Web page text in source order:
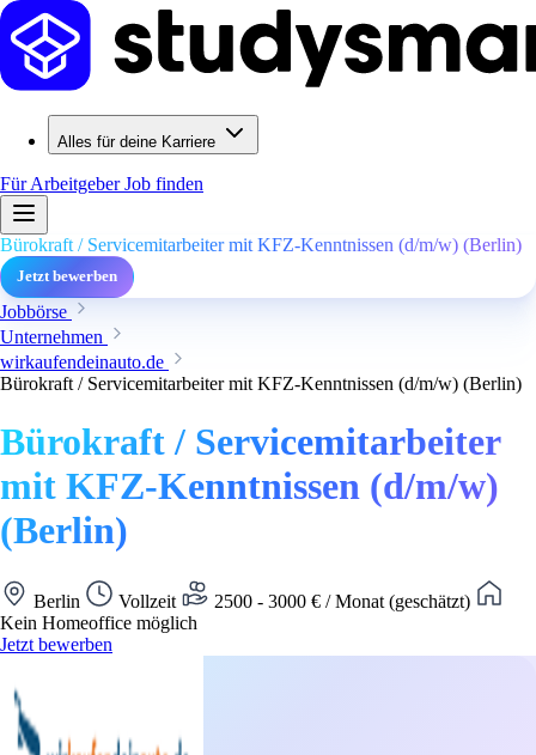
Alles für deine Karriere
Für ArbeitgeberJob finden
Bürokraft / Servicemitarbeiter mit KFZ-Kenntnissen (d/m/w) (Berlin)
Jetzt bewerben
Jobbörse
Unternehmen
wirkaufendeinauto.de
Bürokraft / Servicemitarbeiter mit KFZ-Kenntnissen (d/m/w) (Berlin)
Bürokraft / Servicemitarbeiter
mit KFZ-Kenntnissen (d/m/w)
(Berlin)
Berlin Vollzeit
2500 - 3000 € / Monat (geschätzt)
Kein Homeoffice möglich
Jetzt bewerben